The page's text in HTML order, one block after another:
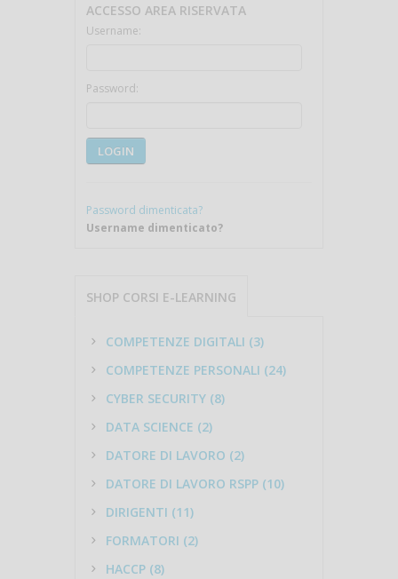
ACCESSO AREA RISERVATA
Username:
Password:
LOGIN
Password dimenticata?
Username dimenticato?
SHOP CORSI E-LEARNING
COMPETENZE DIGITALI (3)
COMPETENZE PERSONALI (24)
CYBER SECURITY (8)
DATA SCIENCE (2)
DATORE DI LAVORO (2)
DATORE DI LAVORO RSPP (10)
DIRIGENTI (11)
FORMATORI (2)
HACCP (8)